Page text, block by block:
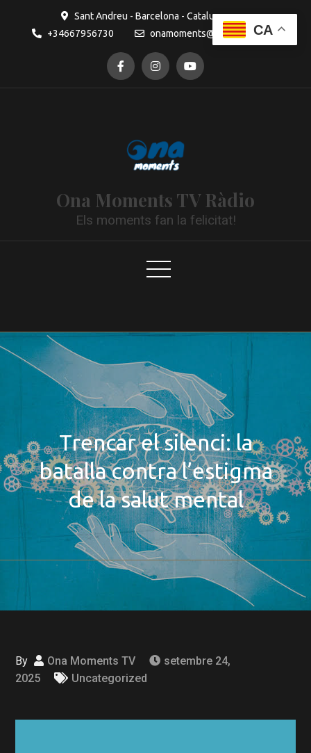
Sant Andreu - Barcelona - Catalunya
+34667956730
onamoments@gmail.com
Ona Moments TV Ràdio
Els moments fan la felicitat!
Trencar el silenci: la
batalla contra l’estigma
de la salut mental
By Ona Moments TV
setembre 24,
2025
Uncategorized
CA